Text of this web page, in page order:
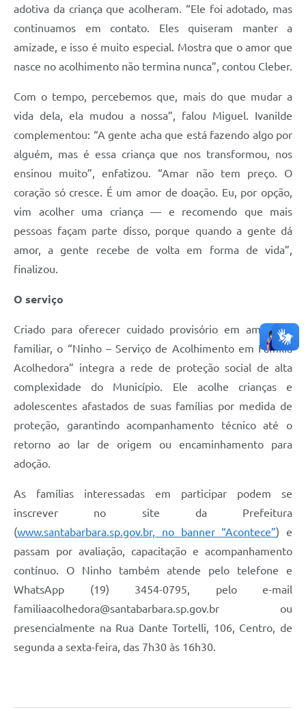
adotiva da criança que acolheram. “Ele foi adotado, mas
continuamos em contato. Eles quiseram manter a
amizade, e isso é muito especial. Mostra que o amor que
nasce no acolhimento não termina nunca”, contou Cleber.
Com o tempo, percebemos que, mais do que mudar a
vida dela, ela mudou a nossa”, falou Miguel. Ivanilde
complementou: “A gente acha que está fazendo algo por
alguém, mas é essa criança que nos transformou, nos
ensinou muito”, enfatizou. “Amar não tem preço. O
coração só cresce. É um amor de doação. Eu, por opção,
vim acolher uma criança — e recomendo que mais
pessoas façam parte disso, porque quando a gente dá
amor, a gente recebe de volta em forma de vida”,
finalizou.
O serviço
Criado para oferecer cuidado provisório em ambiente
familiar, o “Ninho – Serviço de Acolhimento em Família
Acolhedora” integra a rede de proteção social de alta
complexidade do Município. Ele acolhe crianças e
adolescentes afastados de suas famílias por medida de
proteção, garantindo acompanhamento técnico até o
retorno ao lar de origem ou encaminhamento para
adoção.
As famílias interessadas em participar podem se
inscrever no site da Prefeitura
(www.santabarbara.sp.gov.br, no banner “Acontece”) e
passam por avaliação, capacitação e acompanhamento
contínuo. O Ninho também atende pelo telefone e
WhatsApp (19) 3454-0795, pelo e-mail
familiaacolhedora@santabarbara.sp.gov.br ou
presencialmente na Rua Dante Tortelli, 106, Centro, de
segunda a sexta-feira, das 7h30 às 16h30.